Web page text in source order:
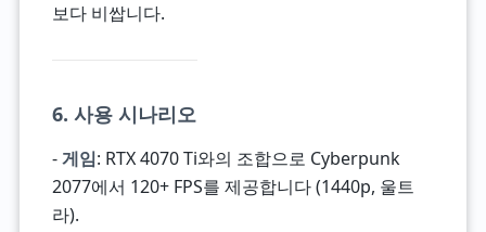
보다 비쌉니다.
6. 사용 시나리오
-게임: RTX 4070 Ti와의 조합으로 Cyberpunk
2077에서 120+ FPS를 제공합니다 (1440p, 울트
라).